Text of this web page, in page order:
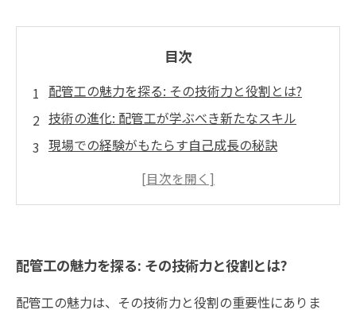
目次
配管工の魅力を探る: その技術力と役割とは?
技術の進化: 配管工が学ぶべき新たなスキル
現場での経験がもたらす自己成長の秘訣
配管工としてのキャリアパス: 未来の可能性を知
成長する配管工たちのストーリー: 彼らの挑戦と
成功
配管工の魅力を探る: その技術力と役割とは?
配管工の魅力は、その技術力と役割の重要性にありま